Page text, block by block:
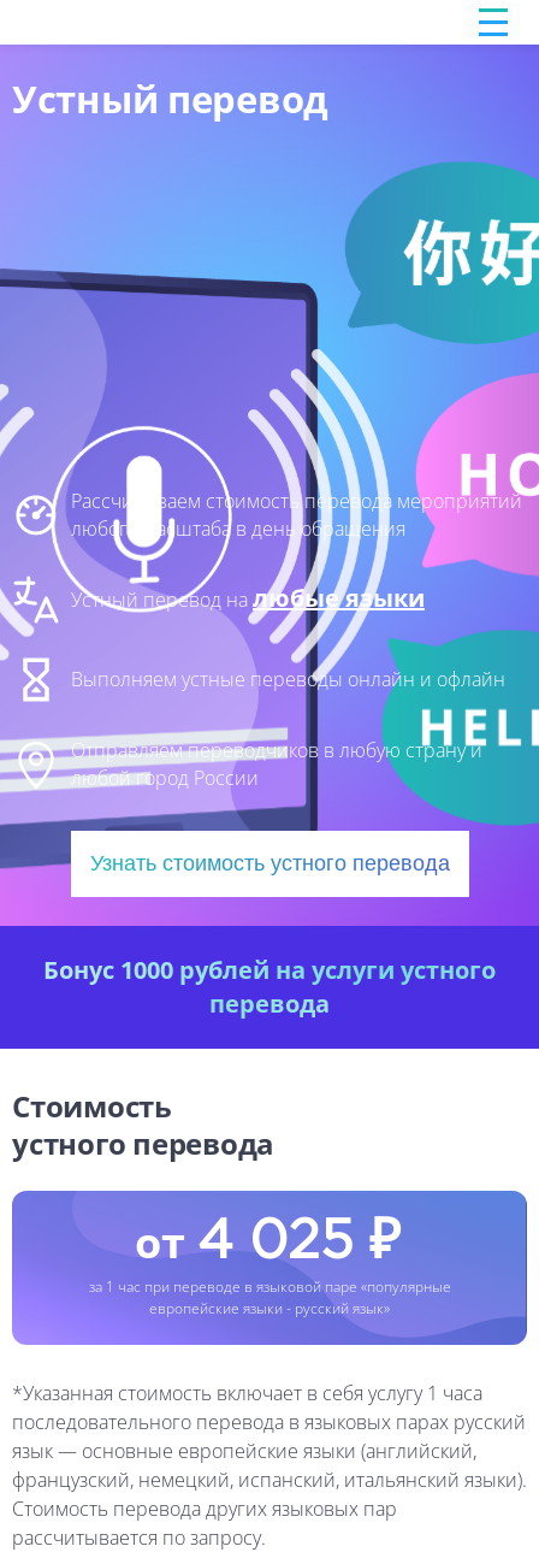
Устный перевод
Рассчитываем стоимость перевода мероприятий
любого масштаба в день обращения
Устный перевод налюбые языки
Выполняем устные переводы онлайн и офлайн
Отправляем переводчиков в любую страну и
любой город России
Узнать стоимость устного перевода
Бонус 1000 рублей на услуги устного
перевода
Стоимость
устного перевода
от 4 025 ₽
за 1 час при переводе в языковой паре «популярные
европейские языки - русский язык»
*Указанная стоимость включает в себя услугу 1 часа
последовательного перевода в языковых парах русский
язык — основные европейские языки (английский,
французский, немецкий, испанский, итальянский языки).
Стоимость перевода других языковых пар
рассчитывается по запросу.